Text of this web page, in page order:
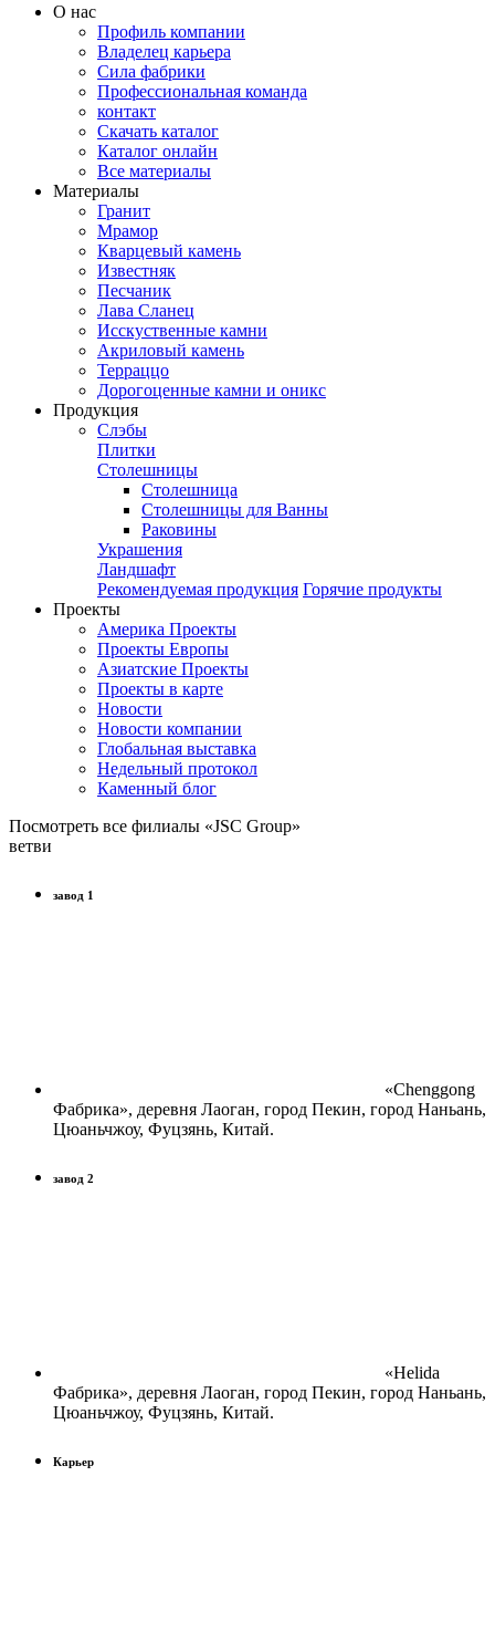
О нас
Профиль компании
Владелец карьера
Сила фабрики
Профессиональная команда
контакт
Скачать каталог
Каталог онлайн
Все материалы
Материалы
Гранит
Мрамор
Кварцевый камень
Известняк
Песчаник
Лава Сланец
Исскуственные камни
Акриловый камень
Терраццо
Дорогоценные камни и оникс
Продукция
Слэбы
Плитки
Столешницы
Столешница
Столешницы для Ванны
Раковины
Украшения
Ландшафт
Рекомендуемая продукция Горячие продукты
Проекты
Америка Проекты
Проекты Европы
Азиатские Проекты
Проекты в карте
Новости
Новости компании
Глобальная выставка
Недельный протокол
Каменный блог
Посмотреть все филиалы «JSC Group»
ветви
завод 1
«Chenggong
Фабрика», деревня Лаоган, город Пекин, город Наньань,
Цюаньчжоу, Фуцзянь, Китай.
завод 2
«Helida
Фабрика», деревня Лаоган, город Пекин, город Наньань,
Цюаньчжоу, Фуцзянь, Китай.
Карьер